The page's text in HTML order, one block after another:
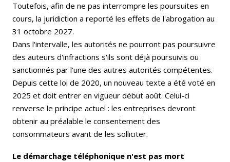
Toutefois, afin de ne pas interrompre les poursuites en
cours, la juridiction a reporté les effets de l'abrogation au
31 octobre 2027.
Dans l'intervalle, les autorités ne pourront pas poursuivre
des auteurs d'infractions s'ils sont déjà poursuivis ou
sanctionnés par l'une des autres autorités compétentes.
Depuis cette loi de 2020, un nouveau texte a été voté en
2025 et doit entrer en vigueur début août. Celui-ci
renverse le principe actuel : les entreprises devront
obtenir au préalable le consentement des
consommateurs avant de les solliciter.
Le démarchage téléphonique n'est pas mort